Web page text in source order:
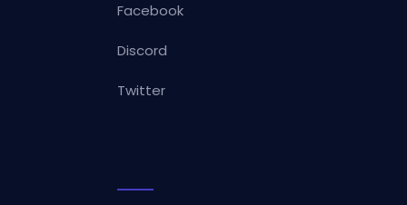
Facebook
Discord
Twitter